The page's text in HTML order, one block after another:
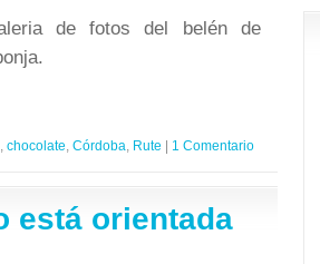
de fotos del belén de
, chocolate, Córdoba, Rute 1 Comentario
está orientada